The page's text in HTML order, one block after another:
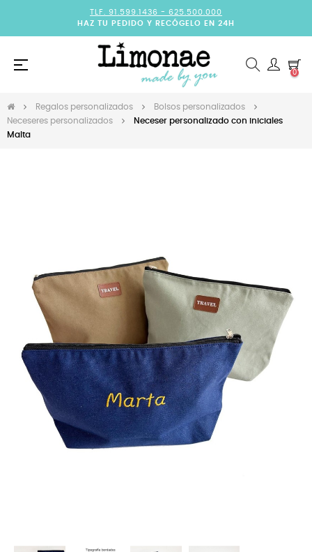
TLF. 91.599.1436 - 625.500.000
HAZ TU PEDIDO Y RECÓGELO EN 24H
Navegación
☰
0
Regalos personalizados
Bolsos personalizados
Neceseres personalizados
Neceser personalizado con iniciales
Malta